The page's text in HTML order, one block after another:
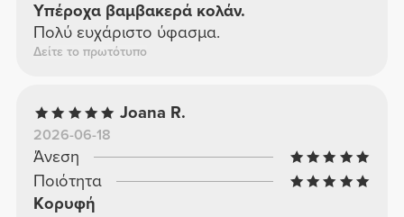
Υπέροχα βαμβακερά κολάν.
Πολύ ευχάριστο ύφασμα.
Δείτε το πρωτότυπο
Joana R.
2026-06-18
Άνεση
Ποιότητα
Κορυφή